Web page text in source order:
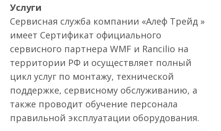
Услуги
Сервисная служба компании «Алеф Трейд »
имеет Сертификат официального
сервисного партнера WMF и Rancilio на
территории РФ и осуществляет полный
цикл услуг по монтажу, технической
поддержке, сервисному обслуживанию, а
также проводит обучение персонала
правильной эксплуатации оборудования.